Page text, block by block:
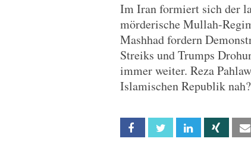
Im Iran formiert sich der
mörderische Mullah-
Mashhad fordern
Streiks und Trumps
immer weiter. Reza
Islamischen Republik nah?
Facebook Twitter Linkedin Xing